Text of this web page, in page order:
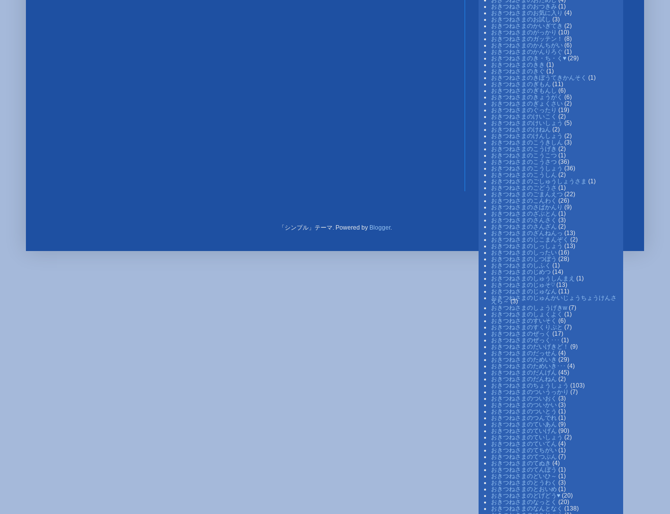
おきつねさまのおつきみ (1)
おきつねさまのお気に入り (4)
おきつねさまのお試し (3)
おきつねさまのかいぎてき (2)
おきつねさまのがっかり (10)
おきつねさまのガッテン！ (8)
おきつねさまのかんちがい (6)
おきつねさまのかんりろぐ (1)
おきつねさまのき・ち・く♥ (29)
おきつねさまのきき (1)
おきつねさまのきぐ (1)
おきつねさまのきぼうてきかんそく (1)
おきつねさまのぎもん (11)
おきつねさまのぎもんし (6)
おきつねさまのきょうがく (6)
おきつねさまのぎょくさい (2)
おきつねさまのぐったり (19)
おきつねさまのけいこく (2)
おきつねさまのけいしょう (5)
おきつねさまのけねん (2)
おきつねさまのけんしょう (2)
おきつねさまのこうきしん (3)
おきつねさまのこうげき (2)
おきつねさまのこうこつ (1)
おきつねさまのこうさつ (36)
おきつねさまのこうしょう (36)
おきつねさまのこうしん (2)
おきつねさまのごしゅうしょうさま (1)
おきつねさまのごどうさ (1)
おきつねさまのごまんえつ (22)
おきつねさまのこんわく (26)
おきつねさまのさばかんり (9)
おきつねさまのざぶとん (1)
おきつねさまのさんさく (3)
おきつねさまのさんざん (2)
おきつねさまのざんねんっ (13)
おきつねさまのじこまんぞく (2)
おきつねさまのしっしょう (13)
おきつねさまのしったい (16)
おきつねさまのしつぼう (28)
おきつねさまのしふく (1)
おきつねさまのじめつ (14)
おきつねさまのしゅうしんまえ (1)
おきつねさまのじゅそ♡ (13)
おきつねさまのじゅなん (11)
おきつねさまのじゅんかいじょうちょうけんさ
えら～(3)
おきつねさまのしょうげきw (7)
おきつねさまのしょくよく (1)
おきつねさまのすいそく (6)
おきつねさまのすくりぷと (7)
おきつねさまのぜっく (17)
おきつねさまのぜっく･･･ (1)
おきつねさまのだいげきど！ (9)
おきつねさまのだっせん (4)
おきつねさまのためいき (29)
おきつねさまのためいき･･･ (4)
おきつねさまのだんげん (45)
おきつねさまのだんねん (2)
おきつねさまのちょうしょう (103)
おきつねさまのついうっかり (7)
おきつねさまのついおく (3)
おきつねさまのついかい (3)
おきつねさまのついとう (1)
おきつねさまのつんでれ (1)
おきつねさまのていあん (9)
おきつねさまのていげん (90)
おきつねさまのていしょう (2)
おきつねさまのていてん (4)
おきつねさまのてちがい (1)
おきつねさまのてつぶん (7)
おきつねさまのてぬき (4)
おきつねさまのてんぼう (1)
おきつねさまのどいひ～ (1)
おきつねさまのとうわく (3)
おきつねさまのとおいめ (1)
おきつねさまのどげどう♥ (20)
おきつねさまのなっとく (20)
おきつねさまのなんとなく (138)
「シンプル」テーマ. Powered by Blogger.